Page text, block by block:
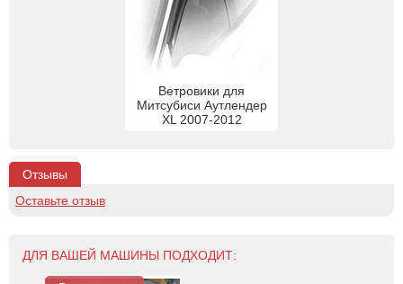
Ветровики для
Митсубиси Аутлендер
XL 2007-2012
Отзывы
Оставьте отзыв
ДЛЯ ВАШЕЙ МАШИНЫ ПОДХОДИТ: